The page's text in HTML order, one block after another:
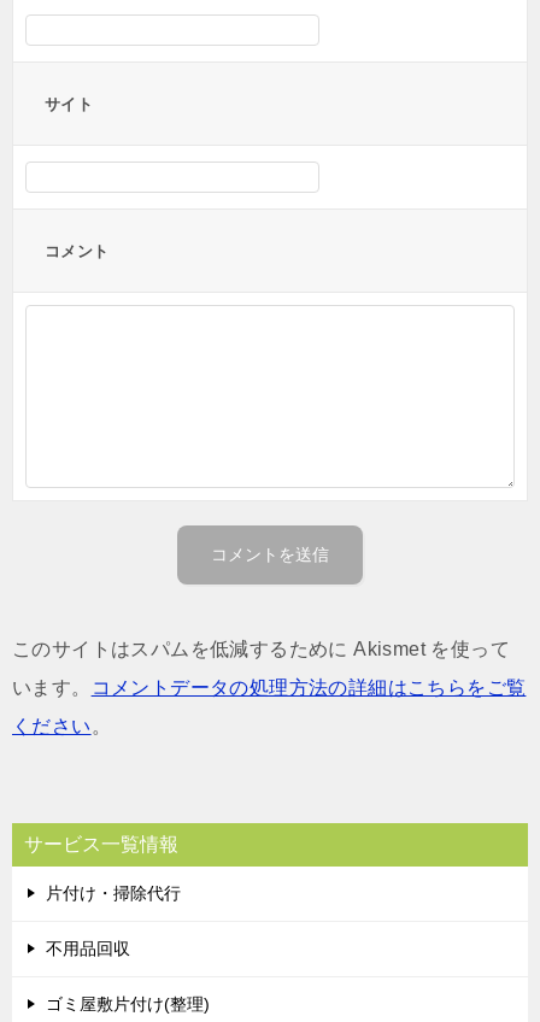
サイト
コメント
このサイトはスパムを低減するために Akismet を使って
います。
コメントデータの処理方法の詳細はこちらをご覧
ください。
サービス一覧情報
片付け・掃除代行
不用品回収
ゴミ屋敷片付け(整理)